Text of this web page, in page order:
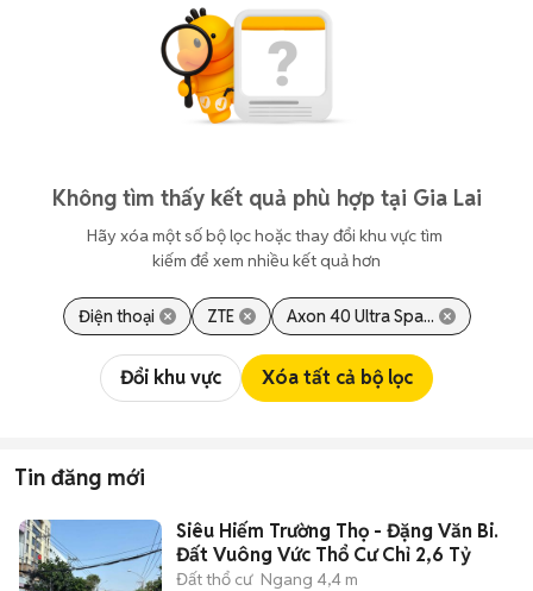
Không tìm thấy kết quả phù hợp tại Gia Lai
Hãy xóa một số bộ lọc hoặc thay đổi khu vực tìm
kiếm để xem nhiều kết quả hơn
Điện thoại ZTE Axon 40 Ultra Spa...
Đổi khu vực Xóa tất cả bộ lọc
Tin đăng mới
Siêu Hiếm Trường Thọ - Đặng Văn Bi.
Đất Vuông Vức Thổ Cư Chỉ 2,6 Tỷ
Đất thổ cư Ngang 4,4 m